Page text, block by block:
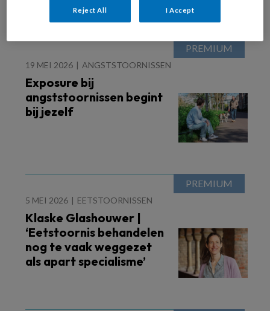
19 MEI 2026 ANGSTSTOORNISSEN
Exposure bij
angststoornissen begint
bij jezelf
5 MEI 2026 EETSTOORNISSEN
Klaske Glashouwer |
‘Eetstoornis behandelen
nog te vaak weggezet
als apart specialisme’
Reject All I Accept